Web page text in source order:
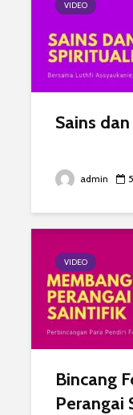
VIDEO
Sains
admin
VIDEO
Bincang
Perangai